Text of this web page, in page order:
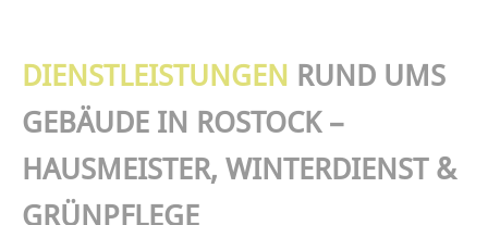
DIENSTLEISTUNGEN RUND UMS
GEBÄUDE IN ROSTOCK –
HAUSMEISTER, WINTERDIENST &
GRÜNPFLEGE